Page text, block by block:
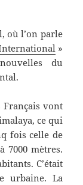
l’on parle
»
du
vont
ce qui
fois celle de
7000 mètres.
C’était
urbaine. La